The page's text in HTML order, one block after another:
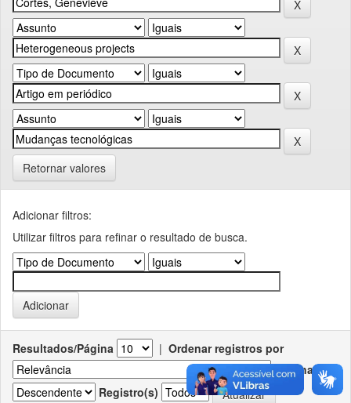
Retornar valores
Adicionar filtros:
Utilizar filtros para refinar o resultado de busca.
Resultados/Página | Ordenar registros por
Ordenar
Registro(s)